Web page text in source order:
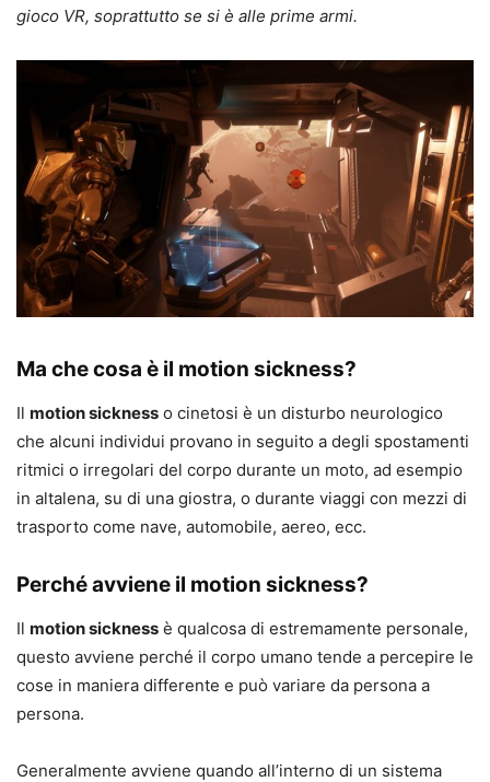
gioco VR, soprattutto se si è alle prime armi.
Ma che cosa è il motion sickness?
Il motion sickness o cinetosi è un disturbo neurologico
che alcuni individui provano in seguito a degli spostamenti
ritmici o irregolari del corpo durante un moto, ad esempio
in altalena, su di una giostra, o durante viaggi con mezzi di
trasporto come nave, automobile, aereo, ecc.
Perché avviene il motion sickness?
Il motion sickness è qualcosa di estremamente personale,
questo avviene perché il corpo umano tende a percepire le
cose in maniera differente e può variare da persona a
persona.
Generalmente avviene quando all’interno di un sistema